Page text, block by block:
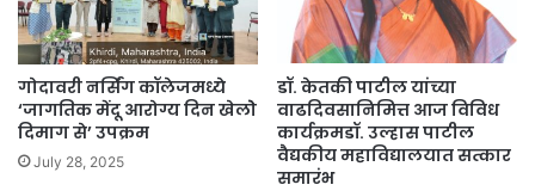
गोदावरी नर्सिंग कॉलेजमध्ये
‘जागतिक मेंदू आरोग्य दिन खेलोे
दिमाग से’ उपक्रम
July 28, 2025
डॉ. केतकी पाटील यांच्या
वाढदिवसानिमित्त आज विविध
कार्यक्रमडॉ. उल्हास पाटील
वैद्यकीय महाविद्यालयात सत्कार
समारंभ